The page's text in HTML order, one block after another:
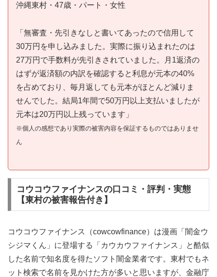
沖縄東村・47歳・パート・女性
「無審査・先引きなしと書いてあったので信用して
30万円を申し込みました。実際に振り込まれたのは
27万円で手数料が先引きされていました。月1返済の
はずが返済額の内訳を確認すると利息が元本の40%
を占めており、毎月返しても元本がほとんど減りま
せんでした。結局1年間で50万円以上支払いましたが
元本は20万円以上残っています」
※個人の感想であり実際の被害内容を保証するものではありませ
ん
コウコウファイナンスの口コミ・評判・実態
【東村の被害報告付き】
コウコウファイナンス（cowcowfinance）は漫画「闇金ウ
シジマくん」に登場する「カウカウファイナンス」と酷似
した名前で知名度を得たソフト闇金業者です。東村でもネ
ット検索で名前を見かけた方が多いと思いますが、金融庁